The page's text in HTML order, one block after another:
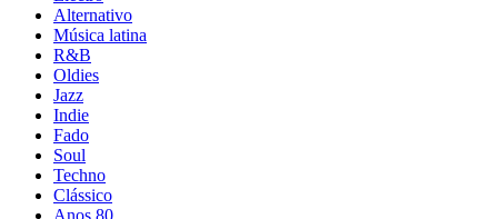
Alternativo
Música latina
R&B
Oldies
Jazz
Indie
Fado
Soul
Techno
Clássico